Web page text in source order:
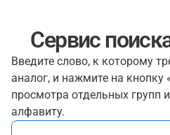
Сервис
Введите слово, к которому
аналог, и нажмите на
просмотра отдельных групп
алфавиту.